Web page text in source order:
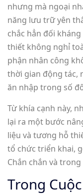
nhưng mà ngoại
năng lưu trữ yên
chắc hẳn đối
thiết không nghỉ
phận nhân công
thời gian động tác,
ăn nhập trong số
Từ khía cạnh này,
lại ra một bước
liệu và tương hỗ
tổ chức triển khai,
Chắn chắn và
Trong